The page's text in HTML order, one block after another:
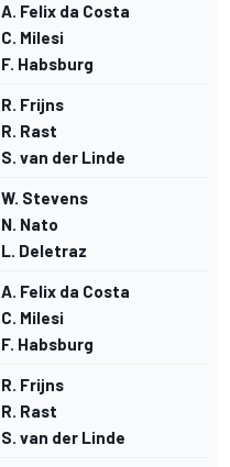
A. Felix da Costa
C. Milesi
F. Habsburg
R. Frijns
R. Rast
S. van der Linde
W. Stevens
N. Nato
L. Deletraz
A. Felix da Costa
C. Milesi
F. Habsburg
R. Frijns
R. Rast
S. van der Linde